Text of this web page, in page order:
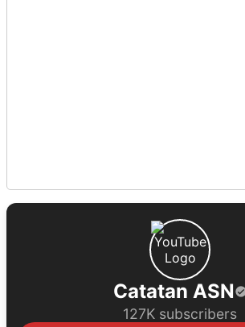
Catatan ASN
127K subscribers